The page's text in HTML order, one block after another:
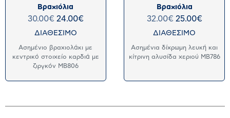
Βραχιόλια
30.00€ 24.00€
ΔΙΑΘΕΣΙΜΟ
Ασημένιο βραχιολάκι με
κεντρικό στοιχείο καρδιά με
ζιργκόν MB806
Βραχιόλια
32.00€ 25.00€
ΔΙΑΘΕΣΙΜΟ
Ασημένια δίχρωμη λευκή και
κίτρινη αλυσίδα χεριού MB786